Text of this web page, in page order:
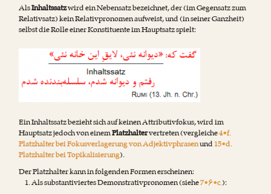
AlsInhaltssatzwird ein Nebensatz bezeichnet, der (im Gegensatz zum
Relativsatz) kein Relativpronomen aufweist, und (in seiner Ganzheit)
selbst die Rolle einer Konstituente im Hauptsatz spielt:
Ein Inhaltssatz bezieht sich auf keinen Attributivfokus, wird im
Hauptsatz jedoch von einemPlatzhaltervertreten (vergleiche4•f.
Platzhalter bei Fokusverlagerung von Adjektivphrasenund15•d.
Platzhalter bei Topikalisierung).
Der Platzhalter kann in folgenden Formen erscheinen:
Als substantiviertes Demonstrativpronomen (siehe7•۶•c.):